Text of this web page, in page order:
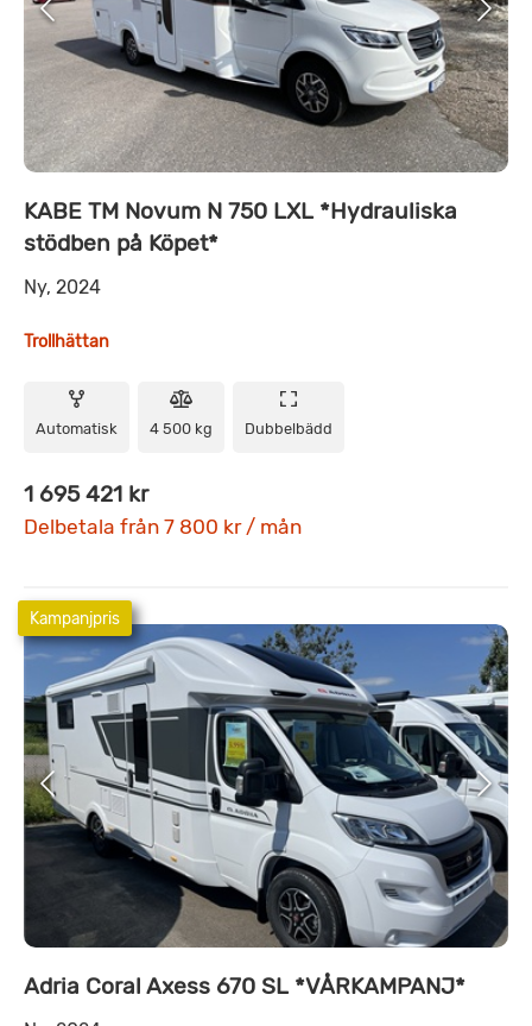
KABE TM Novum N 750 LXL *Hydrauliska
stödben på Köpet*
Ny, 2024
Trollhättan
Automatisk 4 500 kg Dubbelbädd
1 695 421 kr
Delbetala från 7 800 kr / mån
Kampanjpris
Adria Coral Axess 670 SL *VÅRKAMPANJ*